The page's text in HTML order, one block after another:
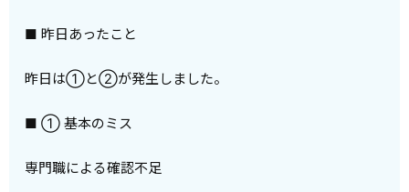
■ 昨日あったこと
昨日は①と②が発生しました。
■ ① 基本のミス
専門職による確認不足